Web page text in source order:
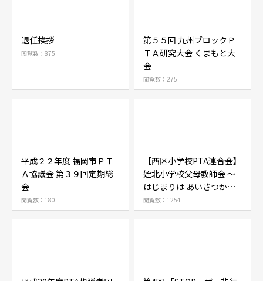
退任挨拶
閲覧数：875
第５５回 九州ブロックＰ
ＴＡ研究大会 くまもと大
会
閲覧数：275
平成２２年度 福岡市ＰＴ
Ａ協議会 第３９回定期総
会
閲覧数：180
【西区小学校PTA連合会】
姪北小学校父母教師会 ～
はじまりは あいさつから
～
閲覧数：1254